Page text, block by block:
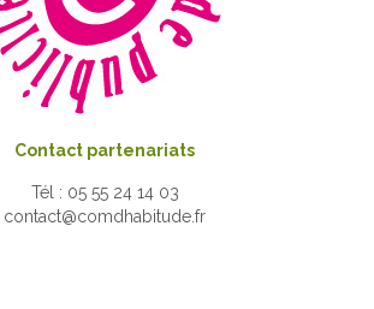
Contact partenariats
Tél : 05 55 24 14 03
contact@comdhabitude.fr